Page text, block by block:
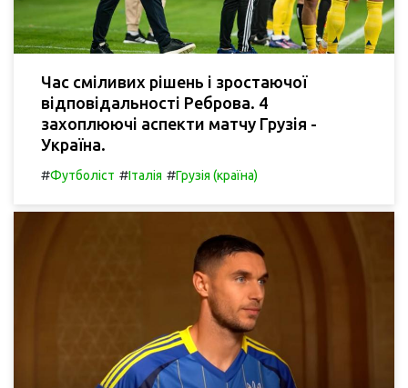
Час сміливих рішень і зростаючої
відповідальності Реброва. 4
захоплюючі аспекти матчу Грузія -
Україна.
#Футболіст #Італія #Грузія (країна)